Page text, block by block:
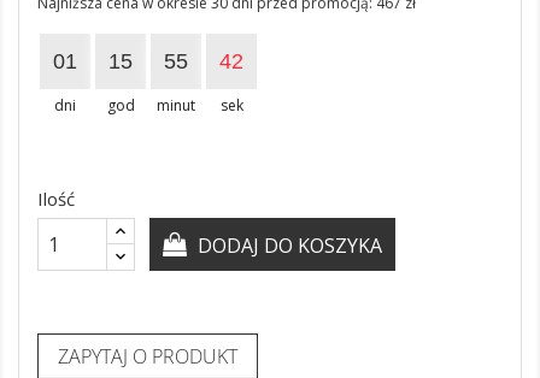
01
dni
15
god
55
minut
42
sek
Ilość
DODAJ DO KOSZYKA
ZAPYTAJ O PRODUKT